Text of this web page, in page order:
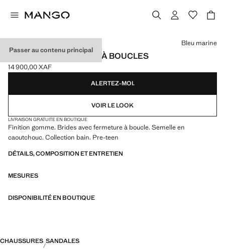
Passer au contenu principal
SANDALES EN GOMME À BOUCLES
Prix actuel [14 900,00 XAF ]
14 900,00 XAF
Choisissez une couleur
Bleu marine
ALERTEZ-MOI.
VOIR LE LOOK
LIVRAISON GRATUITE EN BOUTIQUE
Finition gomme. Brides avec fermeture à boucle. Semelle en
caoutchouc. Collection bain. Pre-teen
DÉTAILS, COMPOSITION ET ENTRETIEN
MESURES
DISPONIBILITÉ EN BOUTIQUE
CHAUSSURES SANDALES